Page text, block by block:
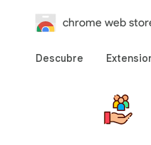
chrome web
Descubre